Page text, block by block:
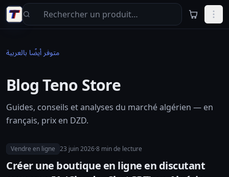
Aller au contenu principal
متوفر أيضًا بالعربية
Blog Teno Store
Guides, conseils et analyses du marché algérien — en
français, prix en DZD.
Vendre en ligne 23 juin 2026·8 min de lecture
Créer une boutique en ligne en discutant